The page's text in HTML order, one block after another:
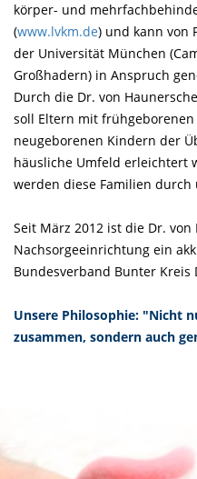
körper- und
(www.lvkm.de) und kann von
der Universität München
Großhadern) in Anspruch
Durch die Dr. von
soll Eltern mit
neugeborenen Kindern der
häusliche Umfeld erleichtert
werden diese Familien
Seit März 2012 ist die Dr. von
Nachsorgeeinrichtung ein
Bundesverband Bunter Kreis
Unsere Philosophie: "Nicht
zusammen, sondern auch